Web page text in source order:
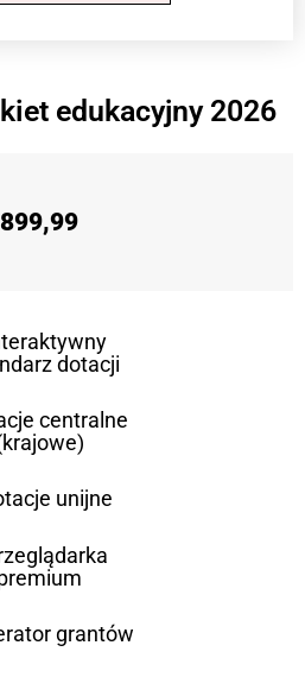
edukacyjny 2026
899,99
dotacji
centralne
unijne
grantów